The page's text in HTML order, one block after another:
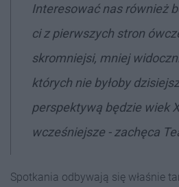
Interesować nas również
ci z pierwszych stron
skromniejsi, mniej
których nie byłoby
perspektywą będzie wiek
wcześniejsze - zachęca
Spotkania odbywają się właśnie